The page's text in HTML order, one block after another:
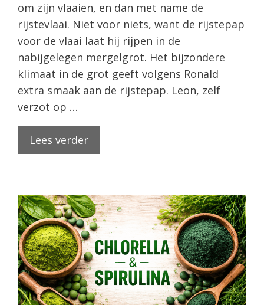
om zijn vlaaien, en dan met name de
rijstevlaai. Niet voor niets, want de rijstepap
voor de vlaai laat hij rijpen in de
nabijgelegen mergelgrot. Het bijzondere
klimaat in de grot geeft volgens Ronald
extra smaak aan de rijstepap. Leon, zelf
verzot op …
Lees verder